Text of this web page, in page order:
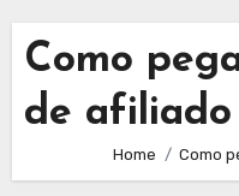
Como
de afiliado
Home Como